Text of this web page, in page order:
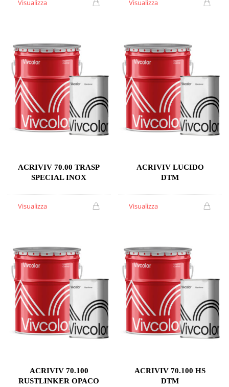
Visualizza Visualizza
ACRIVIV 70.00 TRASP
SPECIAL INOX
Visualizza
ACRIVIV LUCIDO
DTM
Visualizza
ACRIVIV 70.100
RUSTLINKER OPACO
ACRIVIV 70.100 HS
DTM